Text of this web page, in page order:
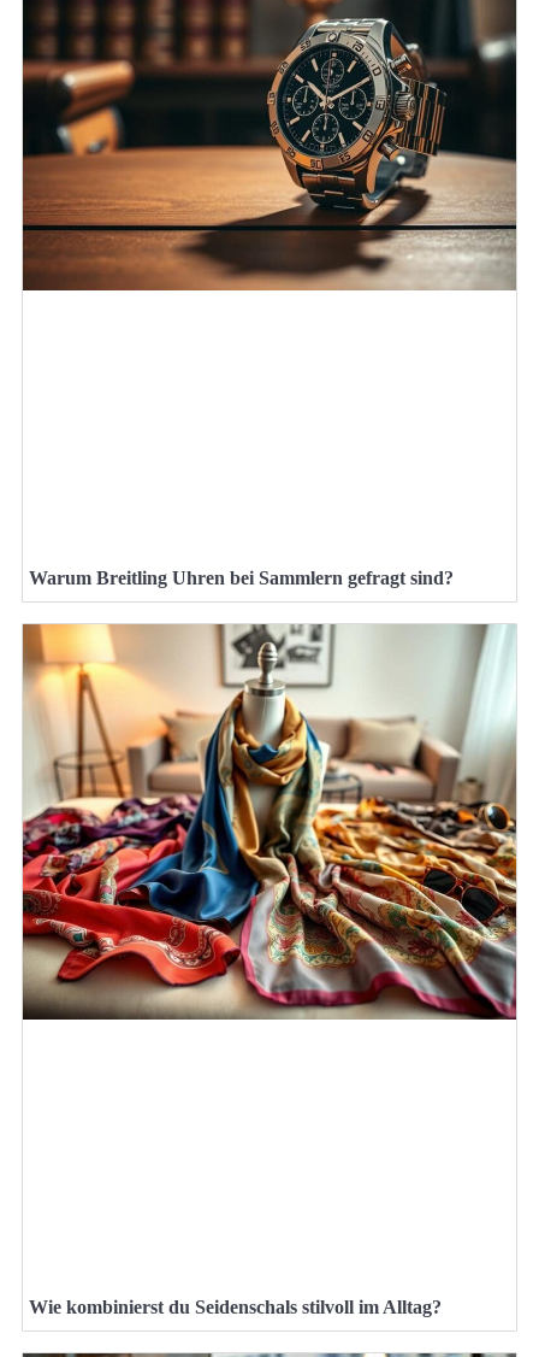
Warum Breitling Uhren bei Sammlern gefragt sind?
Wie kombinierst du Seidenschals stilvoll im Alltag?